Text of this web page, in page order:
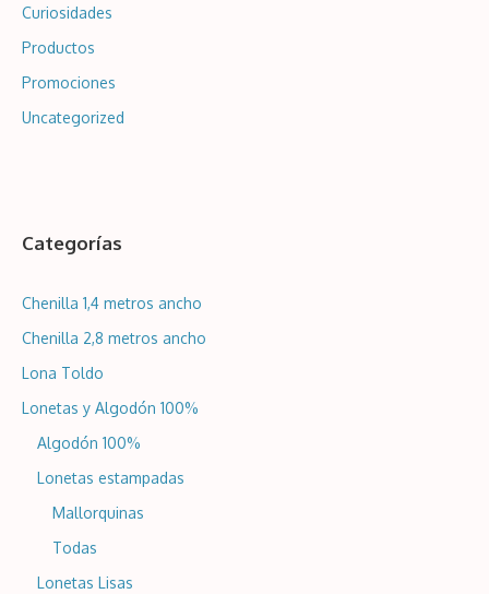
Curiosidades
Productos
Promociones
Uncategorized
Categorías
Chenilla 1,4 metros ancho
Chenilla 2,8 metros ancho
Lona Toldo
Lonetas y Algodón 100%
Algodón 100%
Lonetas estampadas
Mallorquinas
Todas
Lonetas Lisas